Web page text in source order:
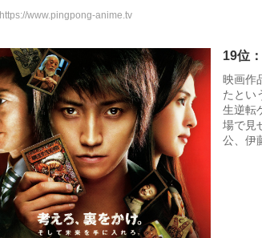
https://www.pingpong-anime.tv
19位
映画作
たとい
生逆転
場で見
公、伊